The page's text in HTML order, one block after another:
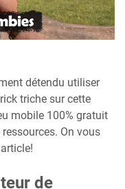
détendu utiliser
triche sur cette
mobile 100% gratuit
On vous
de